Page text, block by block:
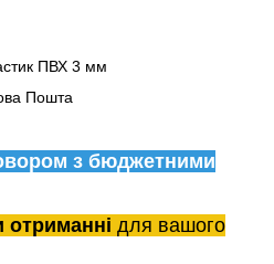
ПВХ 3 мм
Пошта
з бюджетними
отриманні для вашого